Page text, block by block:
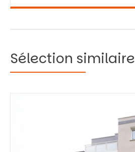
Sélection similaire